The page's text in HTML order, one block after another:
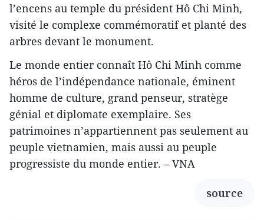
l’encens au temple du président Hô Chi Minh,
visité le complexe commémoratif et planté des
arbres devant le monument.
Le monde entier connaît Hô Chi Minh comme
héros de l’indépendance nationale, éminent
homme de culture, grand penseur, stratège
génial et diplomate exemplaire. Ses
patrimoines n’appartiennent pas seulement au
peuple vietnamien, mais aussi au peuple
progressiste du monde entier. – VNA
source